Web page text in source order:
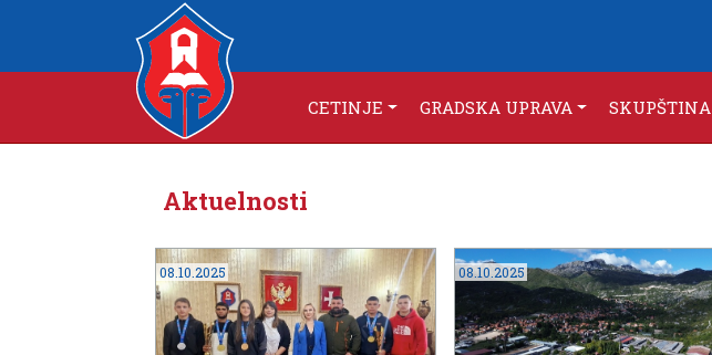
CETINJE GRADSKA UPRAVA SKUPŠTINA
Aktuelnosti
08.10.2025 08.10.2025